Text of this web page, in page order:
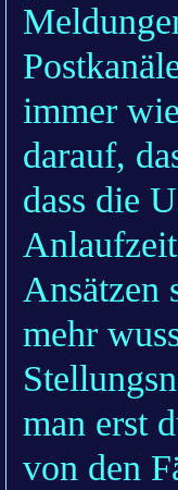
immer
darauf,
dass die
Ansätzen
mehr
man erst
von den